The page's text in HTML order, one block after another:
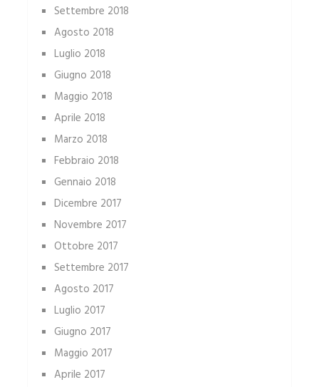
Settembre 2018
Agosto 2018
Luglio 2018
Giugno 2018
Maggio 2018
Aprile 2018
Marzo 2018
Febbraio 2018
Gennaio 2018
Dicembre 2017
Novembre 2017
Ottobre 2017
Settembre 2017
Agosto 2017
Luglio 2017
Giugno 2017
Maggio 2017
Aprile 2017